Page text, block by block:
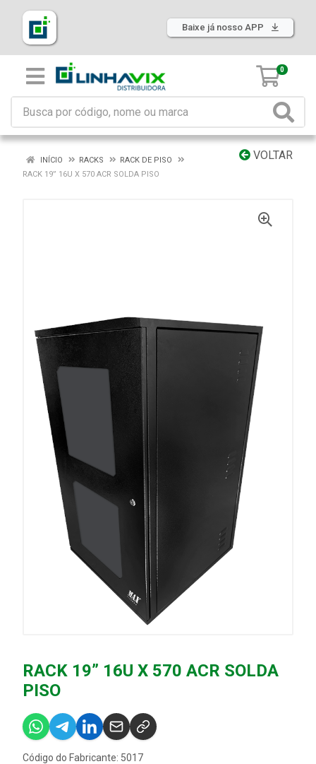
Baixe já nosso APP
0
VOLTAR
INÍCIO RACKS
RACK DE PISO
RACK 19” 16U X 570 ACR SOLDA PISO
RACK 19” 16U X 570 ACR SOLDA
PISO
Código do Fabricante: 5017